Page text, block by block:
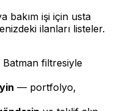
bakım işi için usta
ilanları listeler.
Batman filtresiyle
— portfolyo,